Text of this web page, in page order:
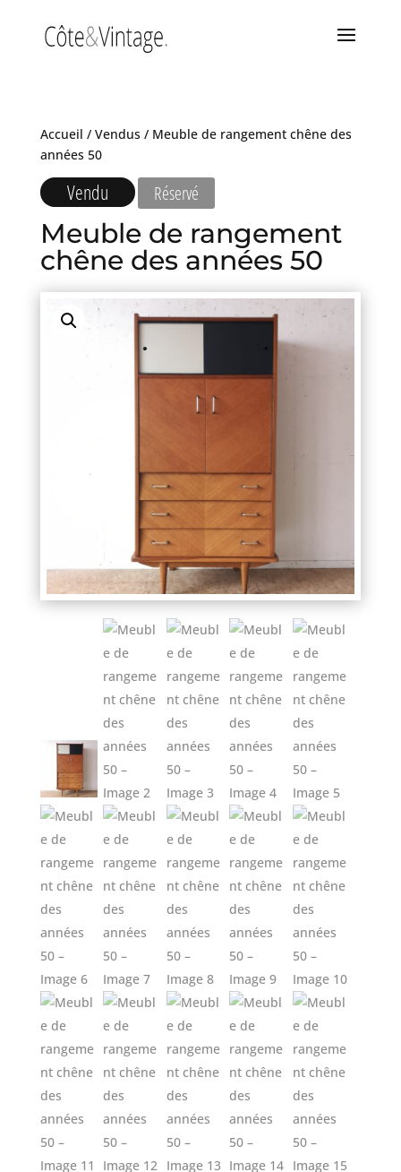
Accueil / Vendus/ Meuble de rangement chêne des
années 50
Vendu Réservé
Meuble de rangement
chêne des années 50